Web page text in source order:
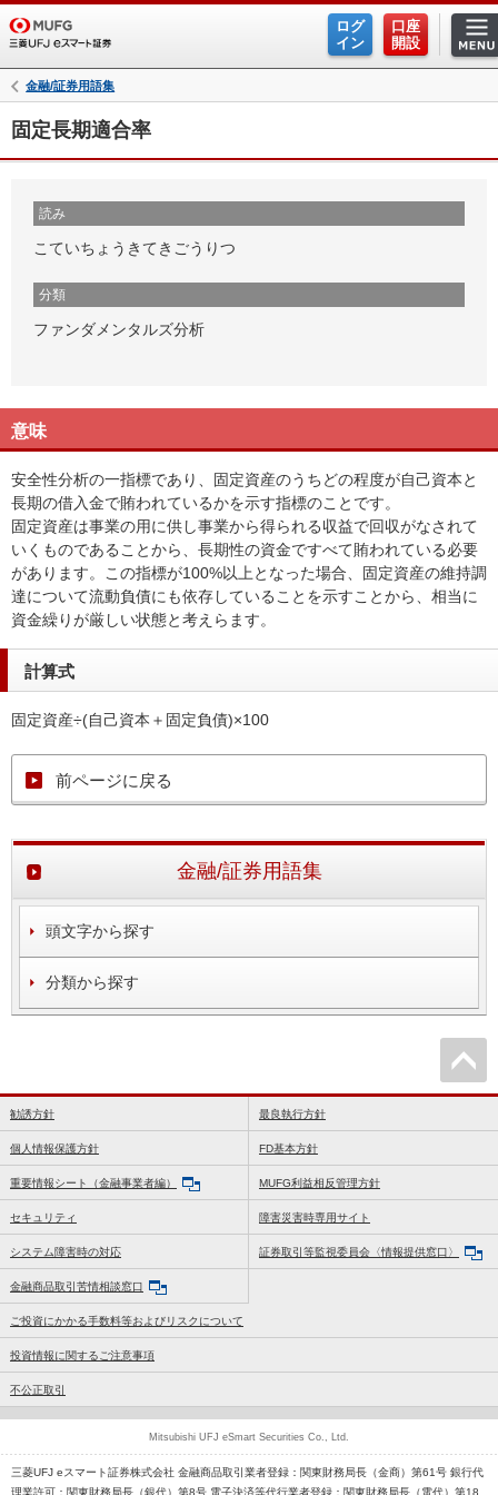
ログ
イン
口座
開設
金融/証券用語集
固定長期適合率
読み
こていちょうきてきごうりつ
分類
ファンダメンタルズ分析
意味
安全性分析の一指標であり、固定資産のうちどの程度が自己資本と
長期の借入金で賄われているかを示す指標のことです。
固定資産は事業の用に供し事業から得られる収益で回収がなされて
いくものであることから、長期性の資金ですべて賄われている必要
があります。この指標が100%以上となった場合、固定資産の維持調
達について流動負債にも依存していることを示すことから、相当に
資金繰りが厳しい状態と考えらます。
計算式
固定資産÷(自己資本＋固定負債)×100
前ページに戻る
金融/証券用語集
頭文字から探す
分類から探す
勧誘方針 最良執行方針
個人情報保護方針 FD基本方針
重要情報シート（金融事業者編） MUFG利益相反管理方針
セキュリティ 障害災害時専用サイト
システム障害時の対応 証券取引等監視委員会〈情報提供窓口〉
金融商品取引苦情相談窓口
ご投資にかかる手数料等およびリスクについて
投資情報に関するご注意事項
不公正取引
三菱UFJ eスマート証券株式会社 金融商品取引業者登録：関東財務局長（金商）第61号 銀行代
理業許可：関東財務局長（銀代）第8号 電子決済等代行業者登録：関東財務局長（電代）第18
Mitsubishi UFJ eSmart Securities Co., Ltd.